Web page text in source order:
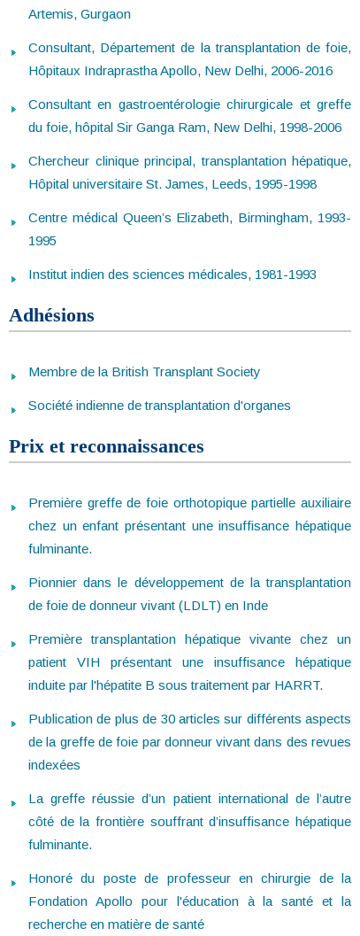
Artemis, Gurgaon
Consultant, Département de la transplantation de foie,
Hôpitaux Indraprastha Apollo, New Delhi, 2006-2016
Consultant en gastroentérologie chirurgicale et greffe
du foie, hôpital Sir Ganga Ram, New Delhi, 1998-2006
Chercheur clinique principal, transplantation hépatique,
Hôpital universitaire St. James, Leeds, 1995-1998
Centre médical Queen’s Elizabeth, Birmingham, 1993-
1995
Institut indien des sciences médicales, 1981-1993
Adhésions
Membre de la British Transplant Society
Société indienne de transplantation d'organes
Prix et reconnaissances
Première greffe de foie orthotopique partielle auxiliaire
chez un enfant présentant une insuffisance hépatique
fulminante.
Pionnier dans le développement de la transplantation
de foie de donneur vivant (LDLT) en Inde
Première transplantation hépatique vivante chez un
patient VIH présentant une insuffisance hépatique
induite par l'hépatite B sous traitement par HARRT.
Publication de plus de 30 articles sur différents aspects
de la greffe de foie par donneur vivant dans des revues
indexées
La greffe réussie d’un patient international de l’autre
côté de la frontière souffrant d’insuffisance hépatique
fulminante.
Honoré du poste de professeur en chirurgie de la
Fondation Apollo pour l'éducation à la santé et la
recherche en matière de santé